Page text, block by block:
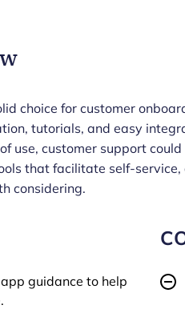
choice for customer
tutorials, and easy
use, customer support
that facilitate self-
considering.
guidance to help